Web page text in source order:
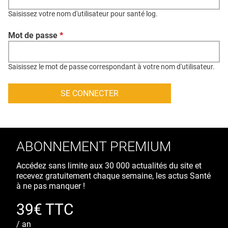
CONTACT
CRÉDITS
Saisissez votre nom d'utilisateur pour santé log.
Mot de passe *
Saisissez le mot de passe correspondant à votre nom d'utilisateur.
ABONNEMENT PREMIUM
Accédez sans limite aux 30 000 actualités du site et
recevez gratuitement chaque semaine, les actus Santé
à ne pas manquer !
39€ TTC
/ an